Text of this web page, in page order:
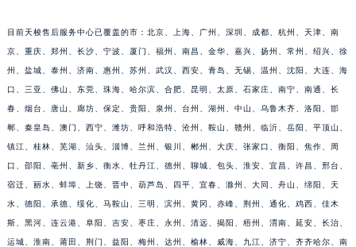
目前天梭售后服务中心已覆盖的市：北京、上海、广州、深圳、成都、杭州、天津、南
京、重庆、郑州、长沙、宁波、厦门、福州、南昌、金华、嘉兴、扬州、常州、绍兴、徐
州、盐城、泰州、济南、惠州、苏州、武汉、西安、青岛、无锡、温州、沈阳、大连、海
口、三亚、佛山、东莞、珠海、哈尔滨、合肥、昆明、太原、石家庄、南宁、南通、长
春、烟台、唐山、廊坊、保定、贵阳、泉州、台州、湖州、中山、乌鲁木齐、洛阳、邯
郸、秦皇岛、澳门、西宁、潍坊、呼和浩特、沧州、鞍山、赣州、临沂、岳阳、平顶山、
镇江、桂林、芜湖、汕头、淄博、兰州、银川、郴州、大庆、张家口、衡阳、焦作、周
口、邵阳、亳州、新乡、衡水、牡丹江、德州、聊城、包头、淮安、宜昌、许昌、邢台、
宿迁、丽水、蚌埠、上饶、晋中、葫芦岛、四平、宜春、滁州、大同、舟山、绵阳、天
水、德阳、承德、绥化、马鞍山、三明、滨州、黄冈、赤峰、荆州、通化、鸡西、佳木
斯、黑河、连云港、阜阳、吉安、枣庄、永州、清远、揭阳、梧州、渭南、延安、长治、
运城、淮南、莆田、荆门、益阳、梅州、达州、榆林、威海、九江、济宁、齐齐哈尔、南